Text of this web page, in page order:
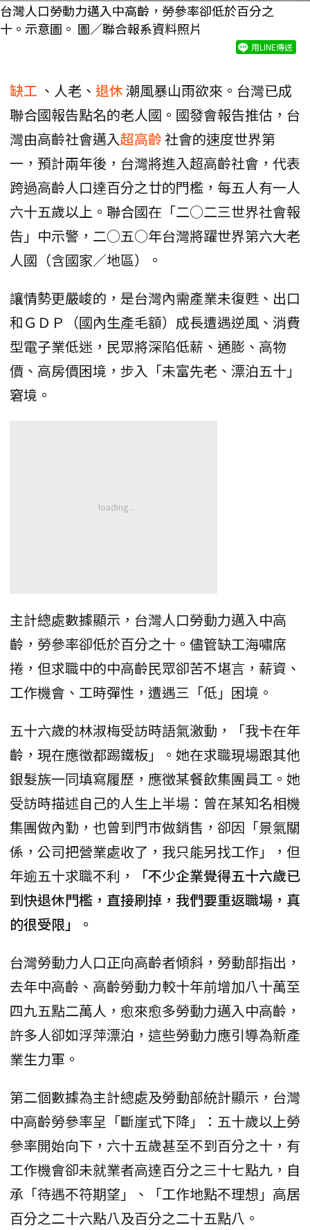
台灣人口勞動力邁入中高齡，勞參率卻低於百分之
十。示意圖。 圖／聯合報系資料照片
用LINE傳送
缺工 、人老、 退休潮風暴山雨欲來。台灣已成
聯合國報告點名的老人國。國發會報告推估，台
灣由高齡社會邁入超高齡社會的速度世界第
一，預計兩年後，台灣將進入超高齡社會，代表
跨過高齡人口達百分之廿的門檻，每五人有一人
六十五歲以上。聯合國在「二○二三世界社會報
告」中示警，二○五○年台灣將躍世界第六大老
人國（含國家／地區）。
讓情勢更嚴峻的，是台灣內需產業未復甦、出口
和ＧＤＰ（國內生產毛額）成長遭遇逆風、消費
型電子業低迷，民眾將深陷低薪、通膨、高物
價、高房價困境，步入「未富先老、漂泊五十」
窘境。
主計總處數據顯示，台灣人口勞動力邁入中高
齡，勞參率卻低於百分之十。儘管缺工海嘯席
捲，但求職中的中高齡民眾卻苦不堪言，薪資、
工作機會、工時彈性，遭遇三「低」困境。
五十六歲的林淑梅受訪時語氣激動，「我卡在年
齡，現在應徵都踢鐵板」。她在求職現場跟其他
銀髮族一同填寫履歷，應徵某餐飲集團員工。她
受訪時描述自己的人生上半場：曾在某知名相機
集團做內勤，也曾到門市做銷售，卻因「景氣關
係，公司把營業處收了，我只能另找工作」，但
年逾五十求職不利，
「不少企業覺得五十六歲已
到快退休門檻，直接刷掉，我們要重返職場，真
的很受限」。
台灣勞動力人口正向高齡者傾斜，勞動部指出，
去年中高齡、高齡勞動力較十年前增加八十萬至
四九五點二萬人，愈來愈多勞動力邁入中高齡，
許多人卻如浮萍漂泊，這些勞動力應引導為新產
業生力軍。
第二個數據為主計總處及勞動部統計顯示，台灣
中高齡勞參率呈「斷崖式下降」：五十歲以上勞
參率開始向下，六十五歲甚至不到百分之十，有
工作機會卻未就業者高達百分之三十七點九，自
承「待遇不符期望」、「工作地點不理想」高居
百分之二十六點八及百分之二十五點八。